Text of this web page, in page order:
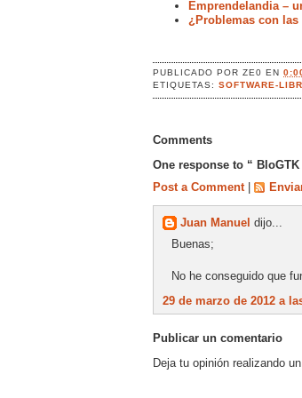
Emprendelandia –
¿Problemas con las
PUBLICADO PORZE0EN
ETIQUETAS:SOFTWARE-
Comments
One response to “
Post a Comment
Juan Manuel dijo...
Buenas;
No he conseguido que
29 de marzo de 2012 a
Publicar un comentario
Deja tu opinión realizando